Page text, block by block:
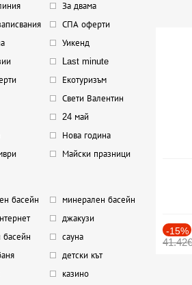
За двама
СПА оферти
Уикенд
Last minute
Екотуризъм
Свети Валентин
24 май
Нова година
Майски празници
басейн
минерален басейн
джакузи
басейн
сауна
детски кът
казино
-15%
41.42€